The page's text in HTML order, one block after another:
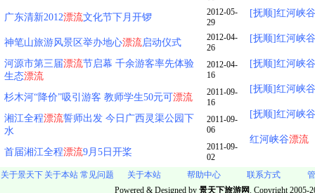
广东清新2012漂流文化节下月开锣
2012-05-
29
神笔山旅游风景区举办地心漂流启动仪式
2012-04-
26
河源市第三届漂流节启幕 千余游客率先体验
生态漂流
2012-04-
16
杉木河“降价”吸引游客 教师学生50元可漂流
2011-09-
16
湘江全程漂流誓师出发 今日广西灵渠公园下
水
2011-09-
06
首届湘江全程漂流9月5日开桨
2011-09-
02
[抚顺]红河峡谷
[抚顺]红河峡谷
[抚顺]红河峡谷
[抚顺]红河峡谷
[抚顺]红河峡谷
红河峡谷漂流
关于景天下 关于本站 常见问题 关于本站 帮助中心 联系方式
Powered & Designed by 景天下旅游网 . Copyright 2005-